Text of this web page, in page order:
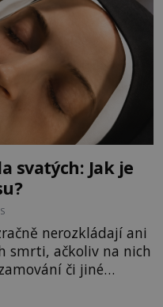
svatých: Jak je
nerozkládají ani
smrti, ačkoliv na nich
či jiné
ostatky bývají